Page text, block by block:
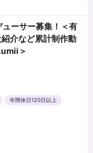
ューサー募集！＜有
介など累計制作動
＞
年間休日120日以上